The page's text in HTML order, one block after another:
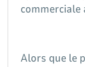
commerciale
Alors que le